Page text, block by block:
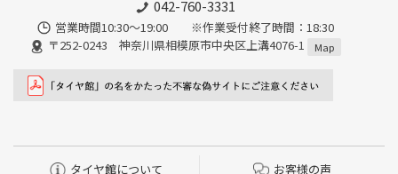
042-760-3331
営業時間10:30～19:00 ※作業受付終了時間：18:30
〒252-0243 神奈川県相模原市中央区上溝4076-1
Map
タイヤ館について お客様の声